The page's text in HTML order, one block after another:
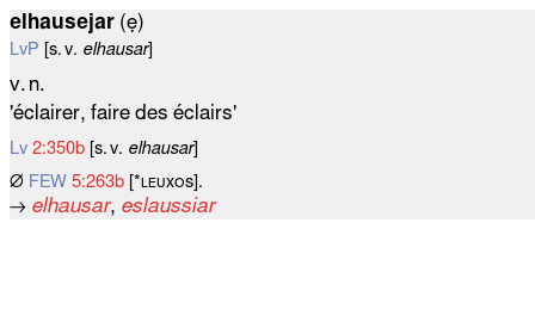
elhausejar (ẹ)
LvP [s. v. elhausar]
v. n.
'éclairer, faire des éclairs'
Lv 2:350b [s. v. elhausar]
∅ FEW 5:263b [*ʟᴇᴜxᴏѕ].
→ elhausar, eslaussiar